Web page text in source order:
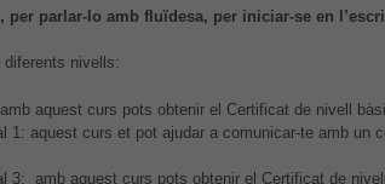
per parlar-lo amb fluïdesa, per iniciar-se en
diferents nivells:
aquest curs pots obtenir el Certificat de nivell
1: aquest curs et pot ajudar a comunicar-te amb un
3: amb aquest curs pots obtenir el Certificat de